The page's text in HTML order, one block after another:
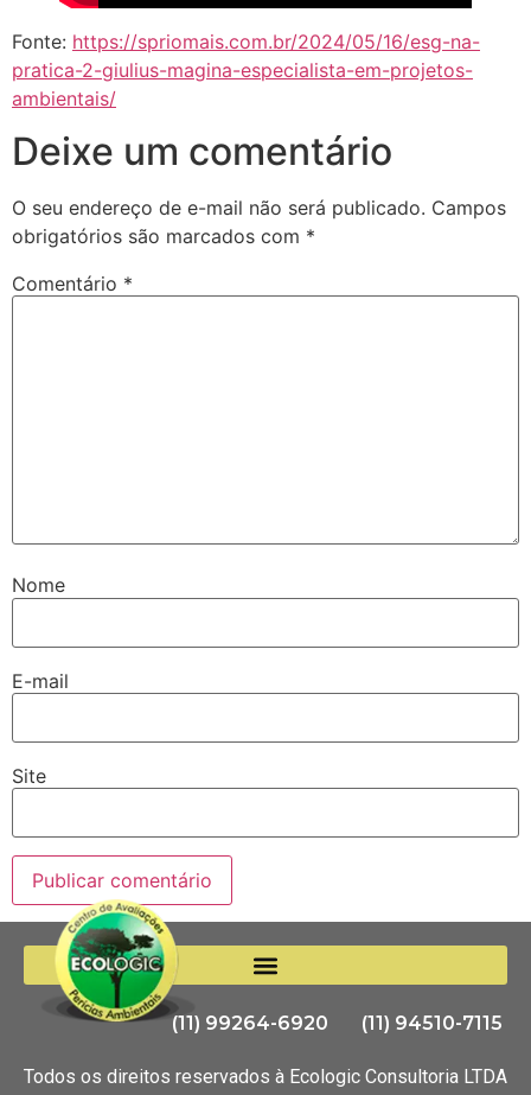
Fonte: https://spriomais.com.br/2024/05/16/esg-na-
pratica-2-giulius-magina-especialista-em-projetos-
ambientais/
Deixe um comentário
O seu endereço de e-mail não será publicado. Campos
obrigatórios são marcados com *
Comentário *
Nome
E-mail
Site
(11) 99264-6920 (11) 94510-7115
Todos os direitos reservados à Ecologic Consultoria LTDA